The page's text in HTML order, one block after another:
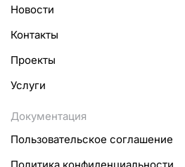
Новости
Контакты
Проекты
Услуги
Документация
Пользовательское соглашение